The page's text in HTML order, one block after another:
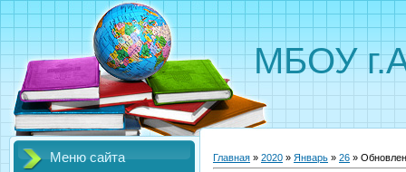
МБОУ
Меню сайта Главная » 2020 » Январь » 26 »